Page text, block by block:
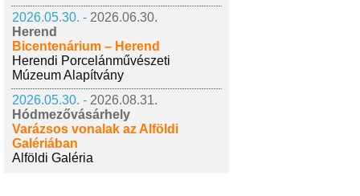
2026.05.30. - 2026.06.30.
Herend
Bicentenárium – Herend
Herendi Porcelánművészeti
Múzeum Alapítvány
2026.05.30. - 2026.08.31.
Hódmezővásárhely
Varázsos vonalak az Alföldi
Galériában
Alföldi Galéria